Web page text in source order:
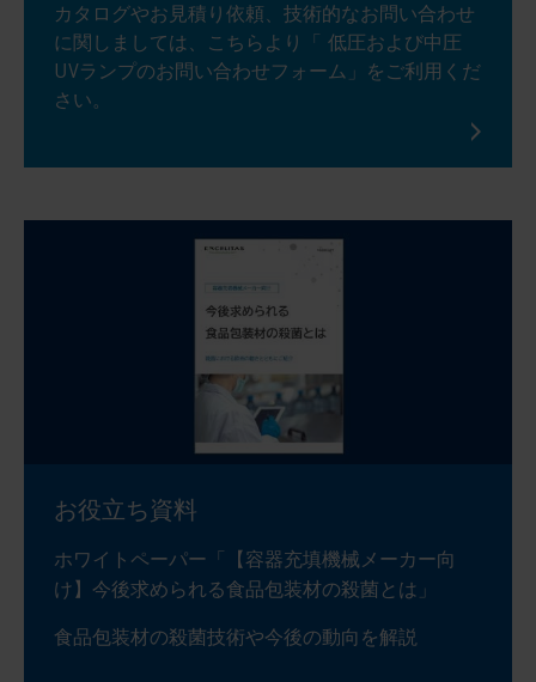
カタログやお見積り依頼、技術的なお問い合わせ
に関しましては、こちらより「 低圧および中圧
UVランプのお問い合わせフォーム」をご利用くだ
さい。
お役立ち資料
ホワイトペーパー「【容器充填機械メーカー向
け】今後求められる食品包装材の殺菌とは」
食品包装材の殺菌技術や今後の動向を解説